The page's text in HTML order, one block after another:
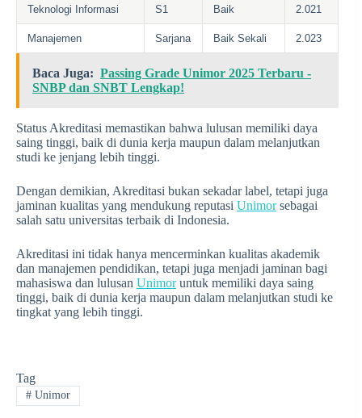
Teknologi Informasi S1 Baik 2.021
Manajemen Sarjana Baik Sekali 2.023
Baca Juga: Passing Grade Unimor 2025 Terbaru -
SNBP dan SNBT Lengkap!
Status Akreditasi memastikan bahwa lulusan memiliki daya
saing tinggi, baik di dunia kerja maupun dalam melanjutkan
studi ke jenjang lebih tinggi.
Dengan demikian, Akreditasi bukan sekadar label, tetapi juga
jaminan kualitas yang mendukung reputasi Unimorsebagai
salah satu universitas terbaik di Indonesia.
Akreditasi ini tidak hanya mencerminkan kualitas akademik
dan manajemen pendidikan, tetapi juga menjadi jaminan bagi
mahasiswa dan lulusan Unimoruntuk memiliki daya saing
tinggi, baik di dunia kerja maupun dalam melanjutkan studi ke
tingkat yang lebih tinggi.
Tag
#Unimor